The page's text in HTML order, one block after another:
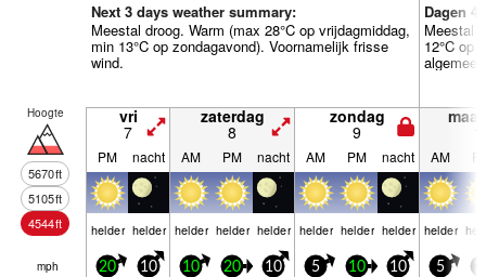
Next 3 days weather summary:
Meestal droog. Warm (max 28°C op vrijdagmiddag,
min 13°C op zondagavond). Voornamelijk frisse
wind.
Dagen
Meestal
12°C op
Hoogte
5670ft
5105ft
4544ft
vri
7
zaterdag
8
zondag
9
PM nacht AM PM nacht AM PM nacht AM
helder helder helder helder helder helder helder helder helder
mph 20 10 10 20 10 5 10 10 5